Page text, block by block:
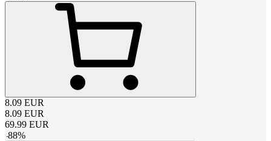
8.09 EUR
8.09 EUR
69.99 EUR
-88%